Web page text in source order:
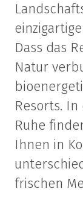
Dass das
Natur
Resorts.
Ruhe
Ihnen in
frischen